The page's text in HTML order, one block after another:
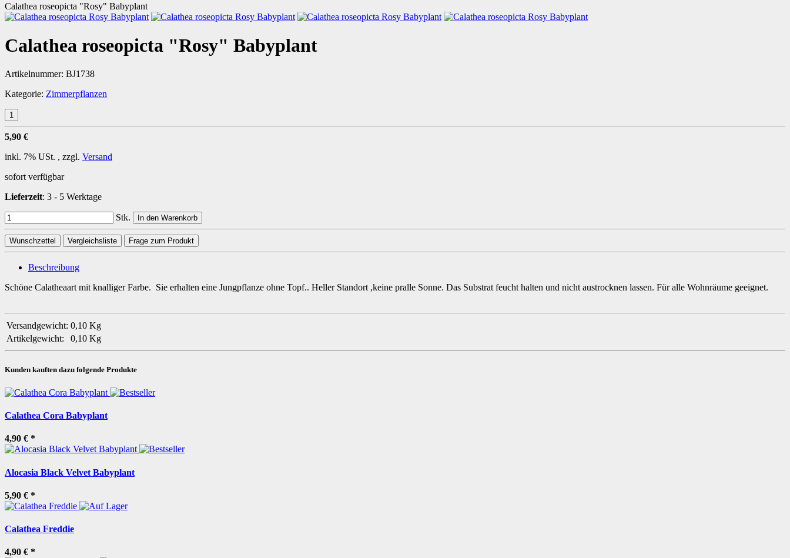
Calathea roseopicta "Rosy" Babyplant
Calathea roseopicta "Rosy" Babyplant
Artikelnummer: BJ1738
Kategorie: Zimmerpflanzen
5,90 €
inkl. 7% USt. , zzgl. Versand
sofort verfügbar
Lieferzeit: 3 - 5 Werktage
Stk. In den Warenkorb
Wunschzettel Vergleichsliste Frage zum Produkt
Beschreibung
Schöne Calatheaart mit knalliger Farbe. Sie erhalten eine Jungpflanze ohne Topf.. Heller Standort ,keine pralle Sonne. Das Substrat feucht halten und nicht austrocknen lassen. Für alle Wohnräume geeignet.
Versandgewicht: 0,10 Kg
Artikelgewicht:
0,10 Kg
Kunden kauften dazu folgende Produkte
Calathea Cora Babyplant
4,90 € *
Alocasia Black Velvet Babyplant
5,90 € *
Calathea Freddie
4,90 € *